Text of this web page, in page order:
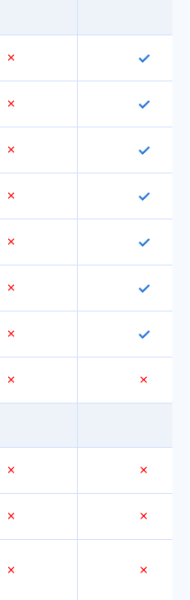
✗ ✓
✗ ✓
✗ ✓
✗ ✓
✗ ✓
✗ ✓
✗ ✓
✗ ✗
✗ ✗
✗ ✗
✗ ✗